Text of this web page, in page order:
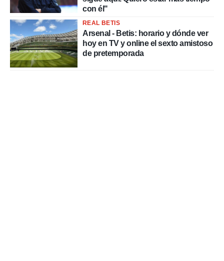
con él"
REAL BETIS
Arsenal - Betis: horario y dónde ver
hoy en TV y online el sexto amistoso
de pretemporada